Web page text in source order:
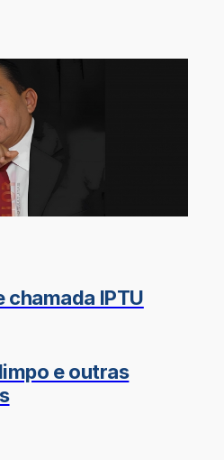
chamada IPTU
e outras